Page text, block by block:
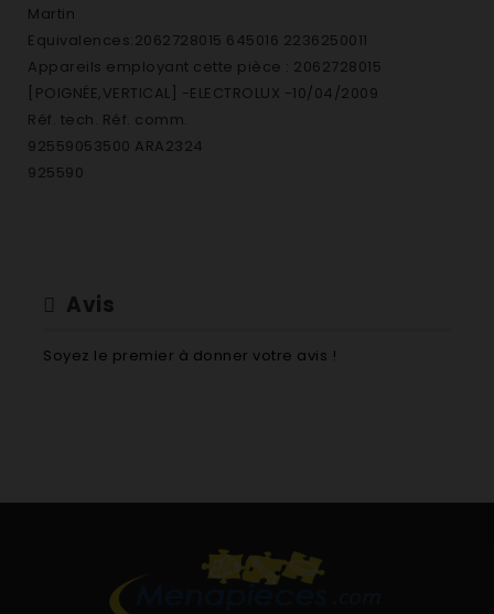
Martin
Equivalences:2062728015 645016 2236250011
Appareils employant cette pièce : 2062728015
[POIGNÉE,VERTICAL] -ELECTROLUX -10/04/2009
Réf. tech. Réf. comm.
92559053500 ARA2324
925590
Avis
Soyez le premier à donner votre avis !